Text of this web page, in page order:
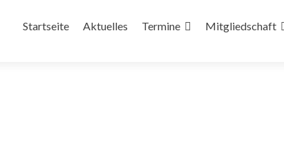
Startseite Aktuelles Termine Mitgliedschaft